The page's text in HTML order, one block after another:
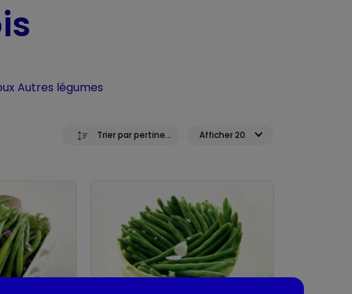
Autres légumes
Trier par pertinence Afficher 20